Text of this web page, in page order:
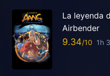
La leyenda
Airbender
9.34 1h